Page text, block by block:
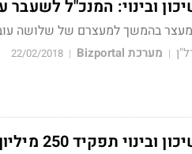
ובינוי: המנכ"ל
בהמשך למעצרם של שלושה
| מערכת Bizportal |
22/02/2018
ובינוי תפקיד 250 מיליון שקל בקרן חילוט של המשטרה